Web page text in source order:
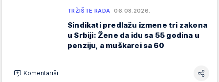
TRŽIŠTE RADA 06.08.2026.
Sindikati predlažu izmene tri zakona
u Srbiji: Žene da idu sa 55 godina u
penziju, a muškarci sa 60
Komentariši